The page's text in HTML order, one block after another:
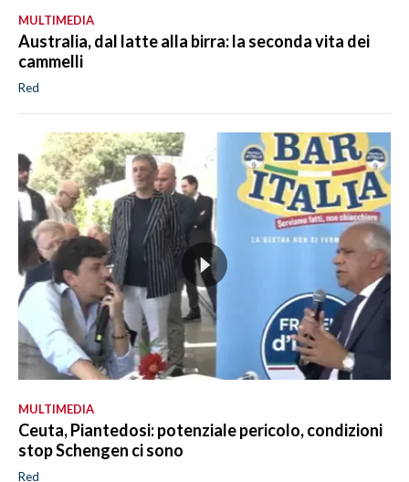
MULTIMEDIA
Australia, dal latte alla birra: la seconda vita dei
cammelli
Red
MULTIMEDIA
Ceuta, Piantedosi: potenziale pericolo, condizioni
stop Schengen ci sono
Red